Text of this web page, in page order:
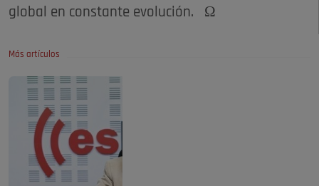
global en constante evolución. Ω
Más artículos